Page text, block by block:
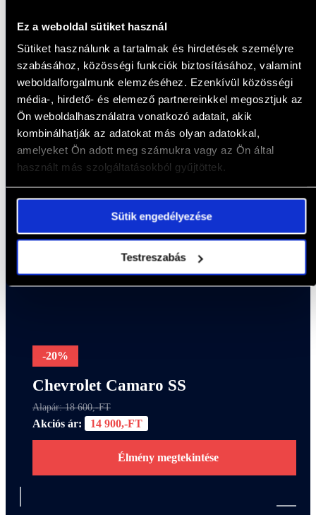
Ez a weboldal sütiket használ
Sütiket használunk a tartalmak és hirdetések személyre
szabásához, közösségi funkciók biztosításához, valamint
weboldalforgalmunk elemzéséhez. Ezenkívül közösségi
média-, hirdető- és elemező partnereinkkel megosztjuk az
Ön weboldalhasználatra vonatkozó adatait, akik
kombinálhatják az adatokat más olyan adatokkal,
amelyeket Ön adott meg számukra vagy az Ön által
használt más szolgáltatásokból gyűjtöttek.
Sütik engedélyezése
Testreszabás
BMW M4 Competition
Alapár: 18 600,-FT
Akciós ár: 14 900,-FT
Élmény megtekintése
-20%
Chevrolet Camaro SS
Alapár: 18 600,-FT
Akciós ár: 14 900,-FT
Élmény megtekintése